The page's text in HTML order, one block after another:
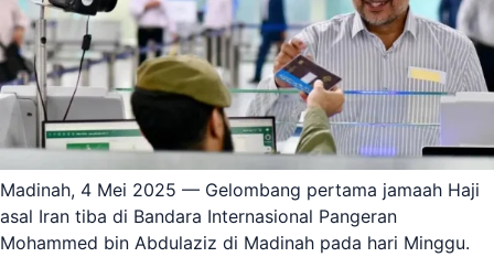
Madinah, 4 Mei 2025 — Gelombang pertama jamaah Haji
asal Iran tiba di Bandara Internasional Pangeran
Mohammed bin Abdulaziz di Madinah pada hari Minggu.